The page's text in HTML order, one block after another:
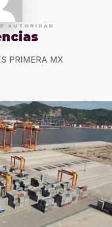
AUTORIDAD
PRIMERA MX